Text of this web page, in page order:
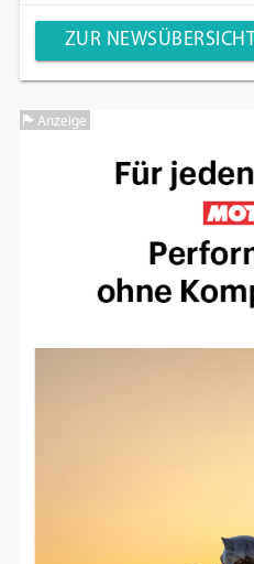
ZUR NEWSÜBERSICHT
Anzeige